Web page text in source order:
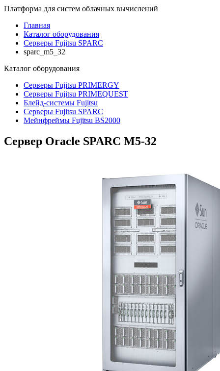
Платформа для систем облачных вычислений
Главная
Каталог оборудования
Серверы Fujitsu SPARC
sparc_m5_32
Каталог оборудования
Серверы Fujitsu PRIMERGY
Серверы Fujitsu PRIMEQUEST
Блейд-системы Fujitsu
Серверы Fujitsu SPARC
Мейнфреймы Fujitsu BS2000
Сервер Oracle SPARC M5-32